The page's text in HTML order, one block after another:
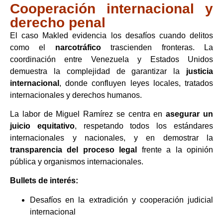
Cooperación internacional y
derecho penal
El caso Makled evidencia los desafíos cuando delitos
como el narcotráficotrascienden fronteras. La
coordinación entre Venezuela y Estados Unidos
demuestra la complejidad de garantizar la justicia
internacional , donde confluyen leyes locales, tratados
internacionales y derechos humanos.
La labor de Miguel Ramírez se centra enasegurar un
juicio equitativo, respetando todos los estándares
internacionales y nacionales, y en demostrar la
transparencia del proceso legal
frente a la opinión
pública y organismos internacionales.
Bullets de interés:
Desafíos en la extradición y cooperación judicial
internacional